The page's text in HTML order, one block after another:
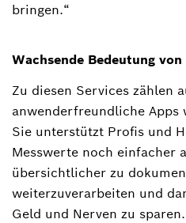
bringen.“
Wachsende Bedeutung
Zu diesen Services zählen
anwenderfreundliche Apps
Sie unterstützt Profis und
Messwerte noch einfacher
übersichtlicher zu
weiterzuverarbeiten und
Geld und Nerven zu